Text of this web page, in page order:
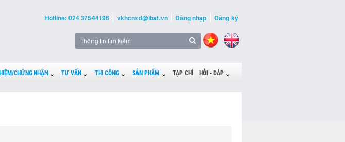
Hotline: 024 37544196 vkhcnxd@ibst.vn Đăng nhập Đăng ký
CHỨNG NHẬN TƯ VẤN THI CÔNG SẢN PHẨM TẠP CHÍ HỎI - ĐÁP